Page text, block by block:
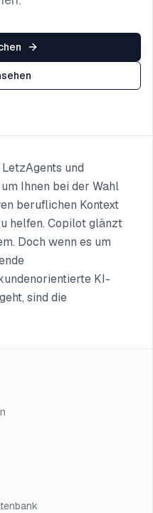
und
Ihnen bei der Wahl
beruflichen Kontext
helfen. Copilot glänzt
Doch wenn es um
KI-
sind die